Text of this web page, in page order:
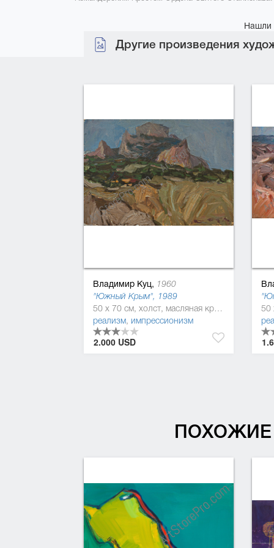
Нашли
Другие произведения
Владимир Куц, 1960
"Южный Крым", 1989
50 x 70 см, холст, масляная краска
реализм, импрессионизм
2.000 USD
ПОХОЖИЕ